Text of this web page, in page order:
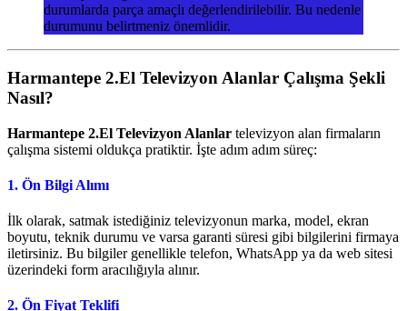
durumlarda parça amaçlı değerlendirilebilir. Bu nedenle
durumunu belirtmeniz önemlidir.
Harmantepe 2.El Televizyon Alanlar Çalışma Şekli
Nasıl?
Harmantepe 2.El Televizyon Alanlar televizyon alan firmaların
çalışma sistemi oldukça pratiktir. İşte adım adım süreç:
1. Ön Bilgi Alımı
İlk olarak, satmak istediğiniz televizyonun marka, model, ekran
boyutu, teknik durumu ve varsa garanti süresi gibi bilgilerini firmaya
iletirsiniz. Bu bilgiler genellikle telefon, WhatsApp ya da web sitesi
üzerindeki form aracılığıyla alınır.
2. Ön Fiyat Teklifi